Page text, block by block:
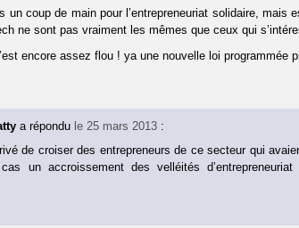
un coup de main pour l’entrepreneuriat solidaire,
ne sont pas vraiment les mêmes que ceux qui
encore assez flou ! ya une nouvelle loi programmée
a répondu le 25 mars 2013 :
de croiser des entrepreneurs de ce secteur qui
un accroissement des velléités